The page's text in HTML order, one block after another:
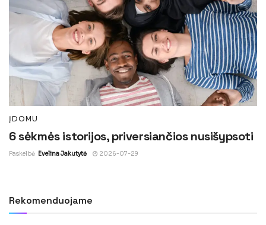
ĮDOMU
6 sėkmės istorijos, priversiančios nusišypsoti
Paskelbė Evelina Jakutytė 2026-07-29
Rekomenduojame